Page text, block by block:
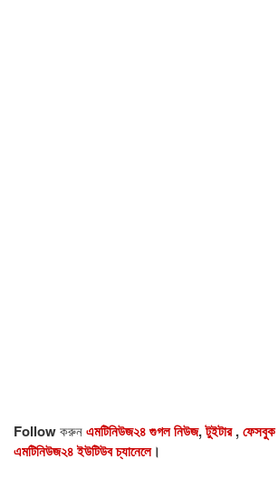
Followকরুনএমটিনিউজ২৪ গুগল নিউজ,টুইটার,ফেসবুক
এমটিনিউজ২৪ ইউটিউব চ্যানেলে।